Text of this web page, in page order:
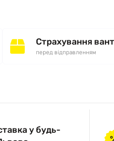
Страхування
перед відправленням
у будь-